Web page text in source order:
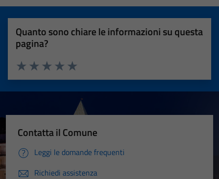
Quanto sono chiare le informazioni su questa
pagina?
Valuta 5 stelle su 5
Valuta 4 stelle su 5
Valuta 3 stelle su 5
Valuta 2 stelle su 5
Valuta 1 stelle su 5
Contatta il Comune
Leggi le domande frequenti
Richiedi assistenza